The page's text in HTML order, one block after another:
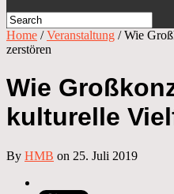
Home /Veranstaltung /Wie
zerstören
Wie
kulturelle
By HMB on 25. Juli 2019